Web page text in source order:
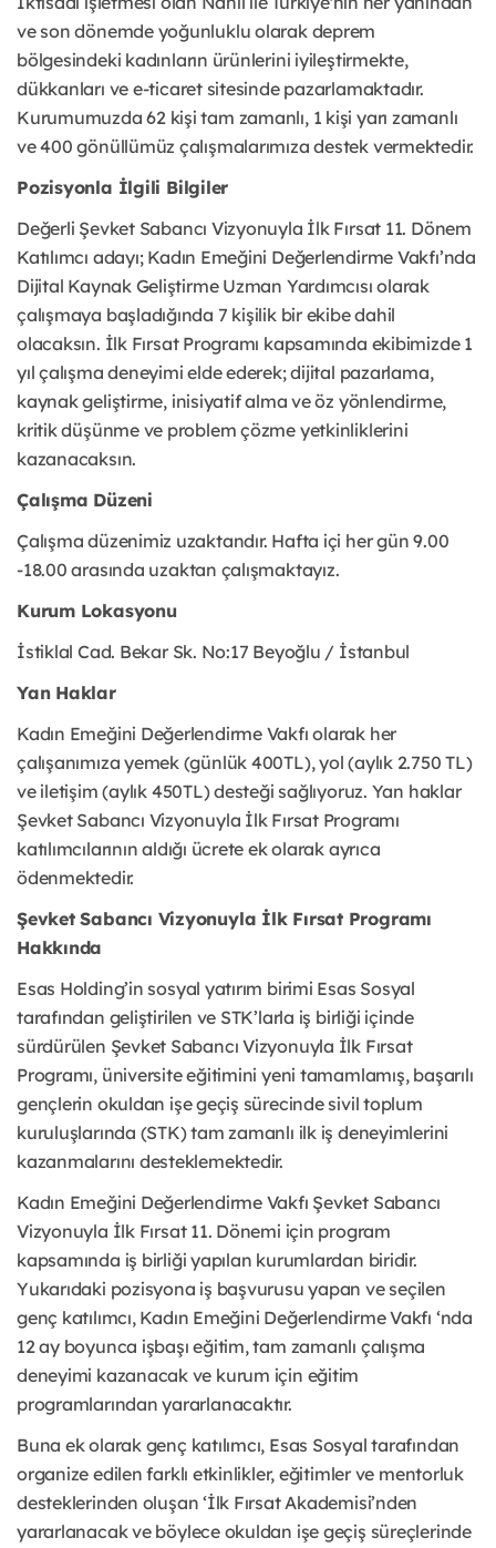
ve son dönemde yoğunluklu olarak deprem
bölgesindeki kadınların ürünlerini iyileştirmekte,
dükkanları ve e-ticaret sitesinde pazarlamaktadır.
Kurumumuzda 62 kişi tam zamanlı, 1 kişi yarı zamanlı
ve 400 gönüllümüz çalışmalarımıza destek vermektedir.
Pozisyonla İlgili Bilgiler
Değerli Şevket Sabancı Vizyonuyla İlk Fırsat 11. Dönem
Katılımcı adayı; Kadın Emeğini Değerlendirme Vakfı’nda
Dijital Kaynak Geliştirme Uzman Yardımcısı olarak
çalışmaya başladığında 7 kişilik bir ekibe dahil
olacaksın. İlk Fırsat Programı kapsamında ekibimizde 1
yıl çalışma deneyimi elde ederek; dijital pazarlama,
kaynak geliştirme, inisiyatif alma ve öz yönlendirme,
kritik düşünme ve problem çözme yetkinliklerini
kazanacaksın.
Çalışma Düzeni
Çalışma düzenimiz uzaktandır. Hafta içi her gün 9.00
-18.00 arasında uzaktan çalışmaktayız.
Kurum Lokasyonu
İstiklal Cad. Bekar Sk. No:17 Beyoğlu / İstanbul
Yan Haklar
Kadın Emeğini Değerlendirme Vakfı olarak her
çalışanımıza yemek (günlük 400TL), yol (aylık 2.750 TL)
ve iletişim (aylık 450TL) desteği sağlıyoruz. Yan haklar
Şevket Sabancı Vizyonuyla İlk Fırsat Programı
katılımcılarının aldığı ücrete ek olarak ayrıca
ödenmektedir.
Şevket Sabancı Vizyonuyla İlk Fırsat Programı
Hakkında
Esas Holding’in sosyal yatırım birimi Esas Sosyal
tarafından geliştirilen ve STK’larla iş birliği içinde
sürdürülen Şevket Sabancı Vizyonuyla İlk Fırsat
Programı, üniversite eğitimini yeni tamamlamış, başarılı
gençlerin okuldan işe geçiş sürecinde sivil toplum
kuruluşlarında (STK) tam zamanlı ilk iş deneyimlerini
kazanmalarını desteklemektedir.
Kadın Emeğini Değerlendirme Vakfı Şevket Sabancı
Vizyonuyla İlk Fırsat 11. Dönemi için program
kapsamında iş birliği yapılan kurumlardan biridir.
Yukarıdaki pozisyona iş başvurusu yapan ve seçilen
genç katılımcı, Kadın Emeğini Değerlendirme Vakfı ‘nda
12 ay boyunca işbaşı eğitim, tam zamanlı çalışma
deneyimi kazanacak ve kurum için eğitim
programlarından yararlanacaktır.
Buna ek olarak genç katılımcı, Esas Sosyal tarafından
organize edilen farklı etkinlikler, eğitimler ve mentorluk
desteklerinden oluşan ‘İlk Fırsat Akademisi’nden
yararlanacak ve böylece okuldan işe geçiş süreçlerinde